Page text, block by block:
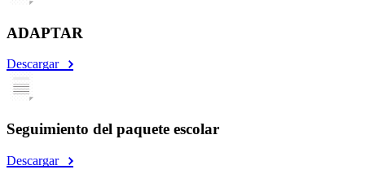
ADAPTAR
Descargar
Seguimiento del paquete escolar
Descargar